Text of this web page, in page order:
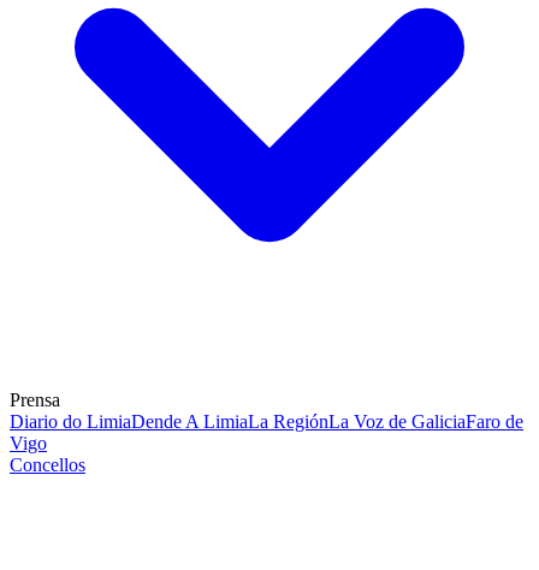
Prensa
Diario do LimiaDende A LimiaLa RegiónLa Voz de GaliciaFaro de
Vigo
Concellos